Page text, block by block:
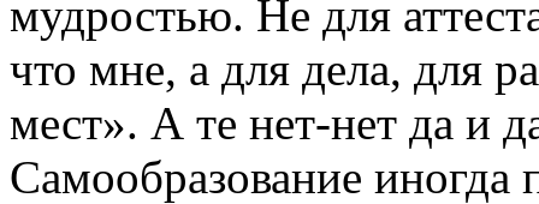
мудростью. Не для
что мне, а для дела, для
мест». А те нет-нет да и
Самообразование